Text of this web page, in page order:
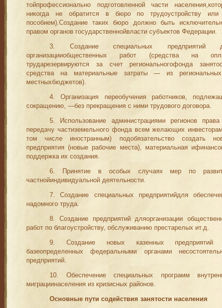
тойпрофессионально подготовленной части насе
никогда не обратится в бюро по трудоустройству
пособием).Создание таких бюро должно быть
правом органов государственнойвласти субъектов Федерации.
3. Создание специальных предприятий
организацииобщественных работ (средства на
трударезервируются за счетрегиональногофонда
средства на материальные затраты — из
местныхбюджетов).
4. Организация переобучения работников,
сокращению, —без прекращения с ними трудового договора.
5. Использование администрациями регионов
передачу частиземельного фонда всем желающих
том числе иностранным) подобязательство создать
предприятия (новые рабочие места), материальная
поддержка их создания.
6. Принятие в особых случаях мер по
частнойиндивидуальной деятельности.
7. Создание специальных предприятийдля
надомного труда.
8. Создание предприятий дляорганизации
работ по благоустройству, обслуживанию престарелых ит.д.
9. Создание новых казенных предприятий
базеопределенных федеральными органами
предприятий.
10. Обеспечение специальных программ
миграциинаселения из кризисных районов.
Основные пути содействия занятости населения